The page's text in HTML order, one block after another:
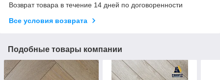
Возврат товара в течение 14 дней по договоренности
Все условия возврата
Подобные товары компании